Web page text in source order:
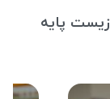
پایه